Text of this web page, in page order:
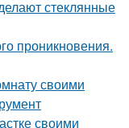
стеклянные
проникновения.
своими
своими